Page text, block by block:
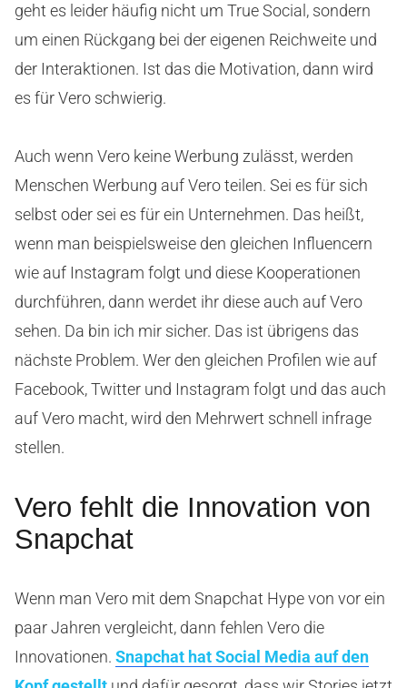
geht es leider häufig nicht um True Social, sondern
um einen Rückgang bei der eigenen Reichweite und
der Interaktionen. Ist das die Motivation, dann wird
es für Vero schwierig.
Auch wenn Vero keine Werbung zulässt, werden
Menschen Werbung auf Vero teilen. Sei es für sich
selbst oder sei es für ein Unternehmen. Das heißt,
wenn man beispielsweise den gleichen Influencern
wie auf Instagram folgt und diese Kooperationen
durchführen, dann werdet ihr diese auch auf Vero
sehen. Da bin ich mir sicher. Das ist übrigens das
nächste Problem. Wer den gleichen Profilen wie auf
Facebook, Twitter und Instagram folgt und das auch
auf Vero macht, wird den Mehrwert schnell infrage
stellen.
Vero fehlt die Innovation von
Snapchat
Wenn man Vero mit dem Snapchat Hype von vor ein
paar Jahren vergleicht, dann fehlen Vero die
Innovationen. Snapchat hat Social Media auf den